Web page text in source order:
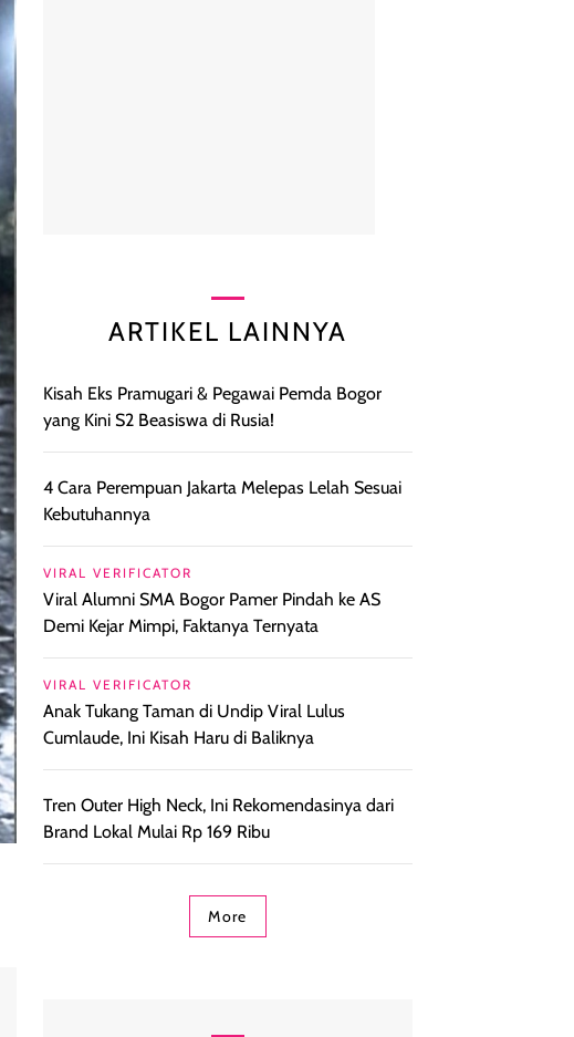
ARTIKEL LAINNYA
Kisah Eks Pramugari & Pegawai Pemda Bogor
yang Kini S2 Beasiswa di Rusia!
4 Cara Perempuan Jakarta Melepas Lelah Sesuai
Kebutuhannya
VIRAL VERIFICATOR
Viral Alumni SMA Bogor Pamer Pindah ke AS
Demi Kejar Mimpi, Faktanya Ternyata
VIRAL VERIFICATOR
Anak Tukang Taman di Undip Viral Lulus
Cumlaude, Ini Kisah Haru di Baliknya
Tren Outer High Neck, Ini Rekomendasinya dari
Brand Lokal Mulai Rp 169 Ribu
More